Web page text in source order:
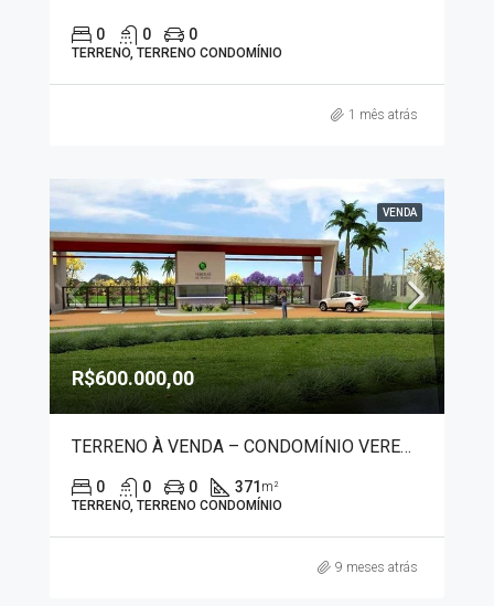
0 0 0
TERRENO, TERRENO CONDOMÍNIO
1 mês atrás
VENDA
R$600.000,00
TERRENO À VENDA – CONDOMÍNIO VEREDAS DE FRANCA 7477
0 0 0 371 m²
TERRENO, TERRENO CONDOMÍNIO
9 meses atrás